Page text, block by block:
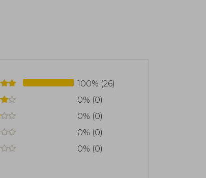
100% (26)
0% (0)
0% (0)
0% (0)
0% (0)